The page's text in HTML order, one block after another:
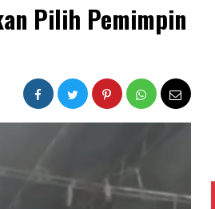
Pilih Pemimpin